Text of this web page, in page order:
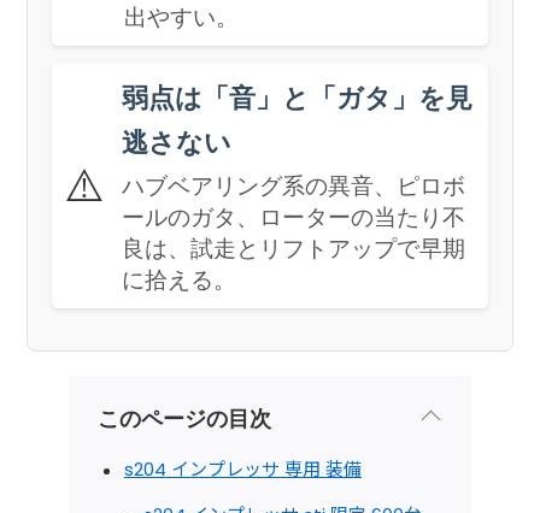
出やすい。
⚠️
弱点は「音」と「ガタ」を見
逃さない
ハブベアリング系の異音、ピロボ
ールのガタ、ローターの当たり不
良は、試走とリフトアップで早期
に拾える。
このページの目次
s204 インプレッサ 専用 装備